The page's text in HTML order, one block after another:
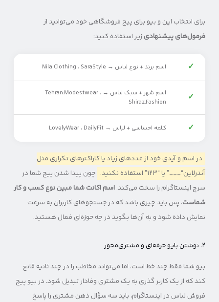
برای انتخاب این و بیو برای پیج فروشگاهی خود می‌توانید از
فرمول‌های پیشنهادیزیر استفاده کنید:
✓ اسم برند + نوع لباس → Nila.Clothing ، SaraStyle
✓
اسم شهر + سبک لباس → Tehran.Modestwear ،
Shiraz.Fashion
✓ کلمه احساسی + لباس → LovelyWear ، DailyFit
در اسم و آیدی خود از عددهای زیاد یا کاراکترهای تکراری مثل
آندرلاین“___” یا “۱۲۳” استفاده نکنید.
چون پیدا شدن پیج شما در
سرچ اینستاگرام را سخت می‌کند.اسم اکانت شما مبین نوع کسب و کار
شماست. پس باید چیزی باشد که در جستجوهای کاربران به سرعت
نمایش داده شود و به آن‌ها بگوید در چه حوزه‌ای فعال هستید.
بیو شما فقط چند خط است، اما می‌تواند مخاطب را در چند ثانیه قانع
کند که از یک کاربر گذری به یک مشتری وفادار تبدیل شود. در بیو پیج
فروش لباس در اینستاگرام، باید سه سؤال ذهن مشتری را پاسخ